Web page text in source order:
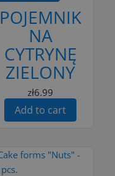
POJEMNIK
NA
CYTRYNĘ
ZIELONY
zł6.99
Add to cart